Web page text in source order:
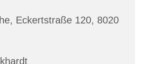
Eckertstraße 120, 8020